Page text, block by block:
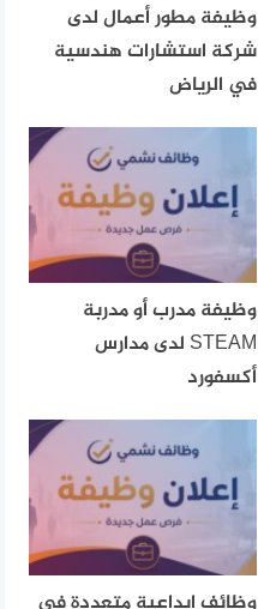
وظيفة مطور أعمال لدى
شركة استشارات هندسية
في الرياض
وظيفة مدرب أو مدربة
STEAM لدى مدارس
أكسفورد